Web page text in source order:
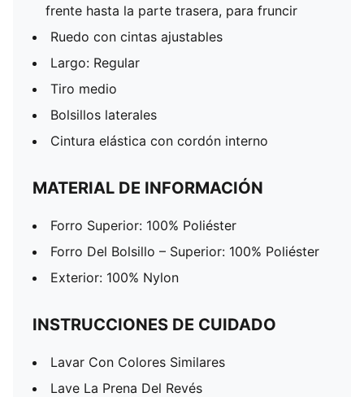
frente hasta la parte trasera, para fruncir
Ruedo con cintas ajustables
Largo: Regular
Tiro medio
Bolsillos laterales
Cintura elástica con cordón interno
MATERIAL DE INFORMACIÓN
Forro Superior: 100% Poliéster
Forro Del Bolsillo – Superior: 100% Poliéster
Exterior: 100% Nylon
INSTRUCCIONES DE CUIDADO
Lavar Con Colores Similares
Lave La Prena Del Revés